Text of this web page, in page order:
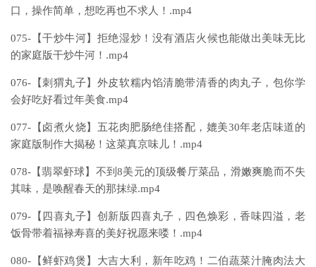
口，操作简单，想吃再也不求人！.mp4
075-【干炒牛河】拒绝湿炒！没有酒店火候也能做出美味无比
的家庭版干炒牛河！.mp4
076-【刺猬丸子】外皮软糯内馅清脆带清香的肉丸子，包你学
会好吃好看过年美食.mp4
077-【卤煮火烧】五花肉肥肠绝佳搭配，媲美30年老店味道的
家庭版制作大揭秘！这菜真京味儿！.mp4
078-【翡翠虾球】不到8美元的顶级餐厅菜品，滑嫩爽脆而不失
其味，是唤醒春天的那抹绿.mp4
079-【四喜丸子】创新版四喜丸子，四色焕彩，香味四溢，老
饭骨带着福禄寿喜的美好祝愿来喽！.mp4
080-【鲜虾鸡煲】大吉大利，新年吃鸡！二伯蔬菜汁腌肉法大